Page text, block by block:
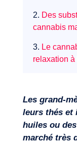
2. Des
cannabis
3. Le
relaxation
Les grand-
leurs thés et
huiles ou
marché très